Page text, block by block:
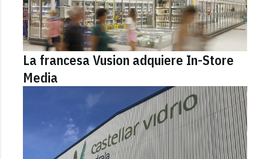
La francesa Vusion adquiere In-Store
Media